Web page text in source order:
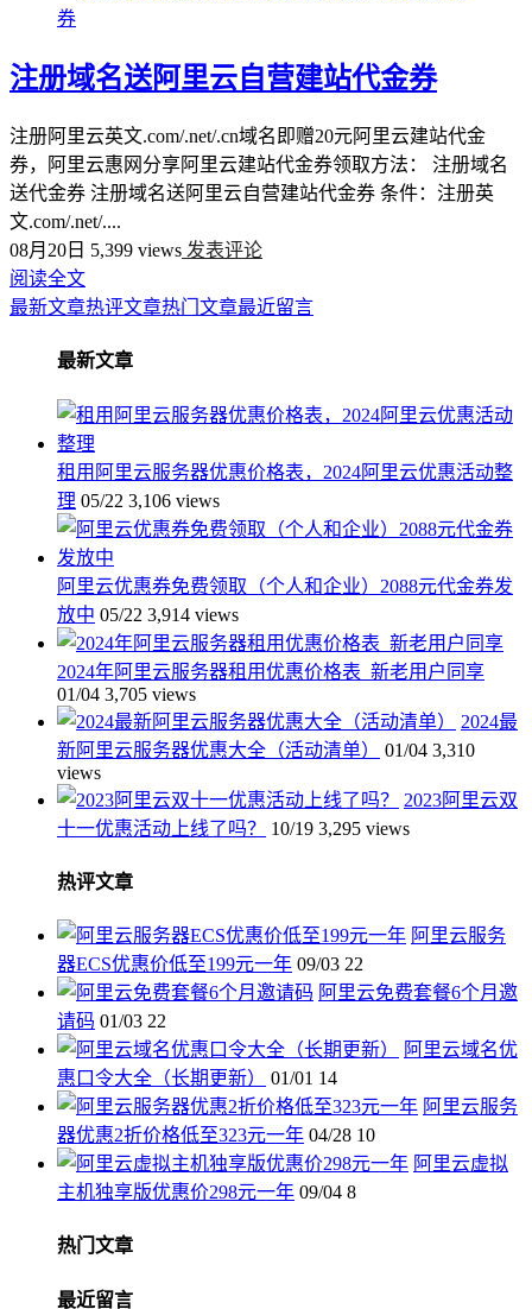
券
注册域名送阿里云自营建站代金券
注册阿里云英文.com/.net/.cn域名即赠20元阿里云建站代金
券，阿里云惠网分享阿里云建站代金券领取方法： 注册域名
送代金券 注册域名送阿里云自营建站代金券 条件：注册英
文.com/.net/....
08月20日 5,399 views 发表评论
阅读全文
最新文章热评文章热门文章最近留言
最新文章
租用阿里云服务器优惠价格表，2024阿里云优惠活动整
理 05/22 3,106 views
阿里云优惠券免费领取（个人和企业）2088元代金券发
放中 05/22 3,914 views
2024年阿里云服务器租用优惠价格表_新老用户同享
01/04 3,705 views
2024最
新阿里云服务器优惠大全（活动清单）
01/04 3,310
views
2023阿里云双
十一优惠活动上线了吗？
10/19 3,295 views
热评文章
阿里云服务
器ECS优惠价低至199元一年 09/03 22
阿里云免费套餐6个月邀
请码 01/03 22
阿里云域名优
惠口令大全（长期更新）
01/01 14
阿里云服务
器优惠2折价格低至323元一年 04/28 10
阿里云虚拟
主机独享版优惠价298元一年 09/04 8
热门文章
最近留言